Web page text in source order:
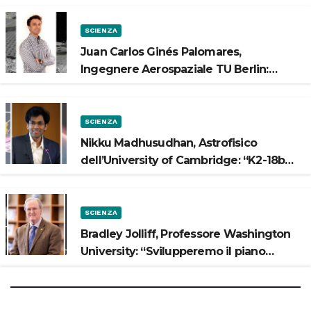
SCIENZA
Juan Carlos Ginés Palomares,
Ingegnere Aerospaziale TU Berlin:
SCIENZA
Nikku Madhusudhan, Astrofisico
dell’University of Cambridge: “K2-18b
SCIENZA
Bradley Jolliff, Professore Washington
University: “Svilupperemo il piano